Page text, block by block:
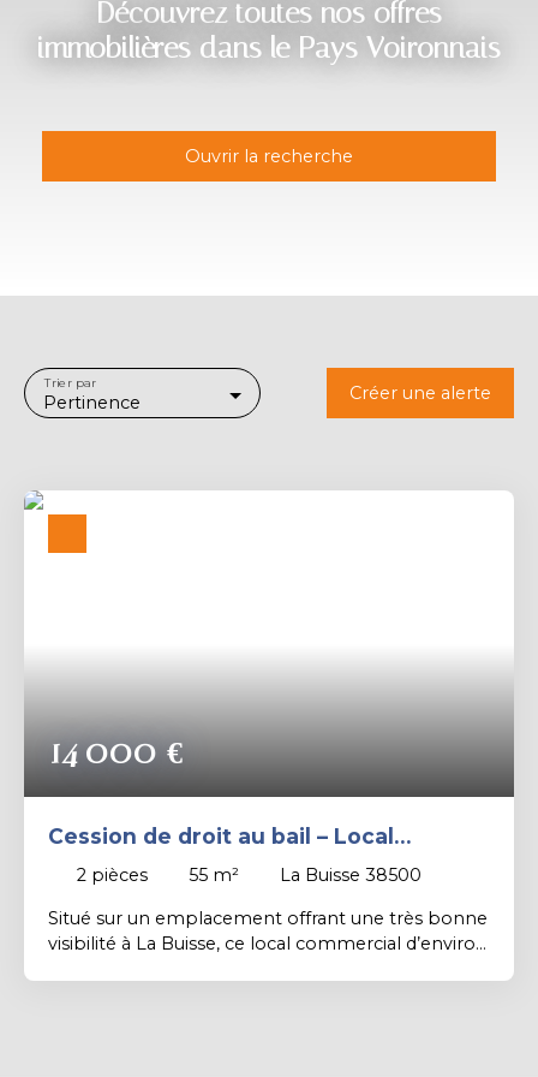
Découvrez toutes nos offres
immobilières dans le Pays Voironnais
Ouvrir la recherche
Type de bien
La Buisse (38500)
Surface min (m²)
Pertinence
Trier par Créer une alerte
14 000€
Cession de droit au bail – Local
commercial avec belle visibilité – La
2 pièces 55 m²
La Buisse 38500
Situé sur un emplacement offrant une très bonne
visibilité à La Buisse, ce local commercial d’environ